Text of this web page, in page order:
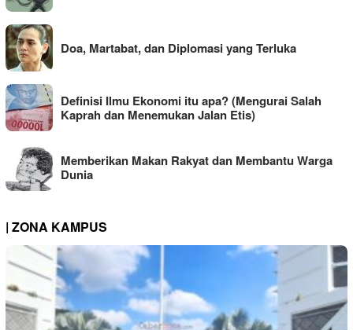
Doa, Martabat, dan Diplomasi yang Terluka
Definisi Ilmu Ekonomi itu apa? (Mengurai Salah
Kaprah dan Menemukan Jalan Etis)
Memberikan Makan Rakyat dan Membantu Warga
Dunia
| ZONA KAMPUS